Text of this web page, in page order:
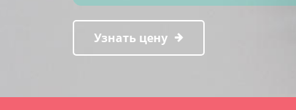
Узнать цену